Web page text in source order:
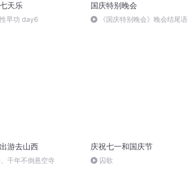
天乐
早功 day6
国庆特别晚会
《国庆特别晚会》晚会结尾语
游去山西
千年不倒悬空寺
庆祝七一和国庆节
囚歌